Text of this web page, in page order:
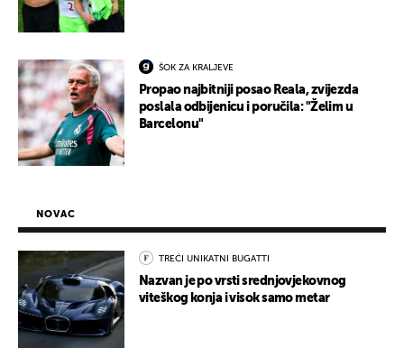
ŠOK ZA KRALJEVE
Propao najbitniji posao Reala, zvijezda
poslala odbijenicu i poručila: "Želim u
Barcelonu"
NOVAC
TREĆI UNIKATNI BUGATTI
Nazvan je po vrsti srednjovjekovnog
viteškog konja i visok samo metar